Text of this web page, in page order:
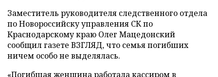
Заместитель руководителя следственного отдела
по Новороссийску управления СК по
Краснодарскому краю Олег Мацедонский
сообщил газете ВЗГЛЯД, что семья погибших
ничем особо не выделялась.
«Погибшая женщина работала кассиром в